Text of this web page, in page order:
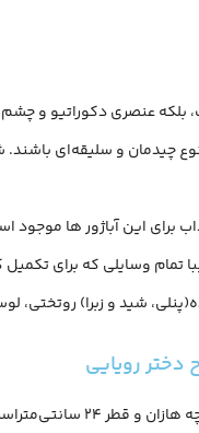
بلکه عنصری دکوراتیو و
چیدمان و سلیقه‌ای
برای این آباژور ها
تمام وسایلی که برای
شید و زبرا)
دختر رویایی
است همچنین ارتفاع این محصول 40 سانتی‌متر می باشد.